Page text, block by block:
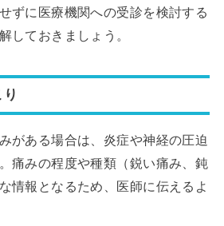
ずに医療機関への受診を検討する
しておきましょう。
がある場合は、炎症や神経の圧迫
痛みの程度や種類（鋭い痛み、鈍
情報となるため、医師に伝えるよ